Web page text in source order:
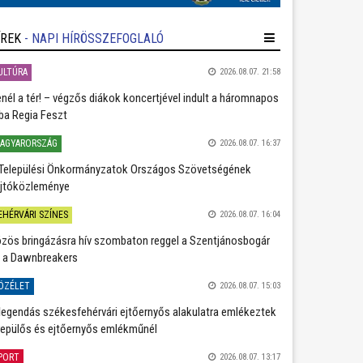
- NAPI HÍRÖSSZEFOGLALÓ
2026.08.07. 21:58
a tér! – végzős diákok koncertjével indult a háromnapos
Regia Feszt
2026.08.07. 16:37
Önkormányzatok Országos Szövetségének
SZÍNES 2026.08.07. 16:04
bringázásra hív szombaton reggel a Szentjánosbogár
Dawnbreakers
2026.08.07. 15:03
székesfehérvári ejtőernyős alakulatra emlékeztek
és ejtőernyős emlékműnél
2026.08.07. 13:17